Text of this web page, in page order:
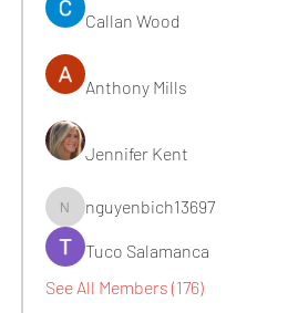
Callan Wood
Anthony Mills
Jennifer Kent
nguyenbich13697
nguyenbich13697
Tuco Salamanca
See All Members (176)